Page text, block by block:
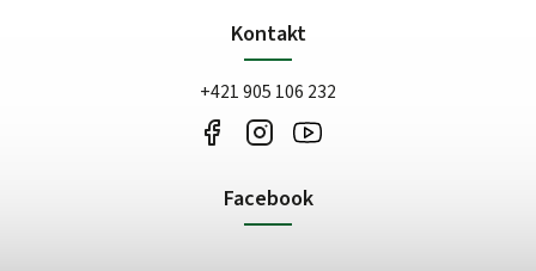
Kontakt
+421 905 106 232
Facebook